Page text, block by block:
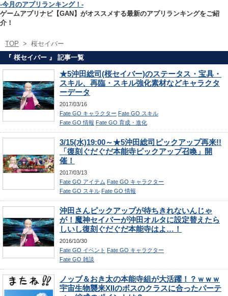
-今月のアプリランキング！-
ゲームアプリナビ【GAN】がオススメする最新のアプリランキングをご紹
介！
TOP > 桜セイバー
『 桜セイバー 』 記事一覧
★5沖田総司(桜セイバー)のステータス・宝具・
スキル、再臨・スキル強化素材などキャラクタ
ーデータ
2017/03/16
Fate GO キャラクター Fate GO スキル
Fate GO 情報 Fate GO 育成・進化
3/15(水)19:00～★5沖田総司ピックアップ再来!!
「復刻ぐだぐだ本能寺ピックアップ召喚」開
催！
2017/03/13
Fate GO アイテム Fate GO キャラクター
Fate GO スキル Fate GO 情報
沖田さんピックアップが待ちきれないんじゃ
が！魔神セイバーが沖田オルタに設定替えたら
しいし復刻ぐだぐだ本能寺はよ…！
2016/10/30
Fate GO イベント Fate GO キャラクター
Fate GO 雑談
ノッブ＆おき太の本能寺組が大活躍！？ｗｗｗ
宇宙生物襲来XIIのボスのクラスに合ったパーテ